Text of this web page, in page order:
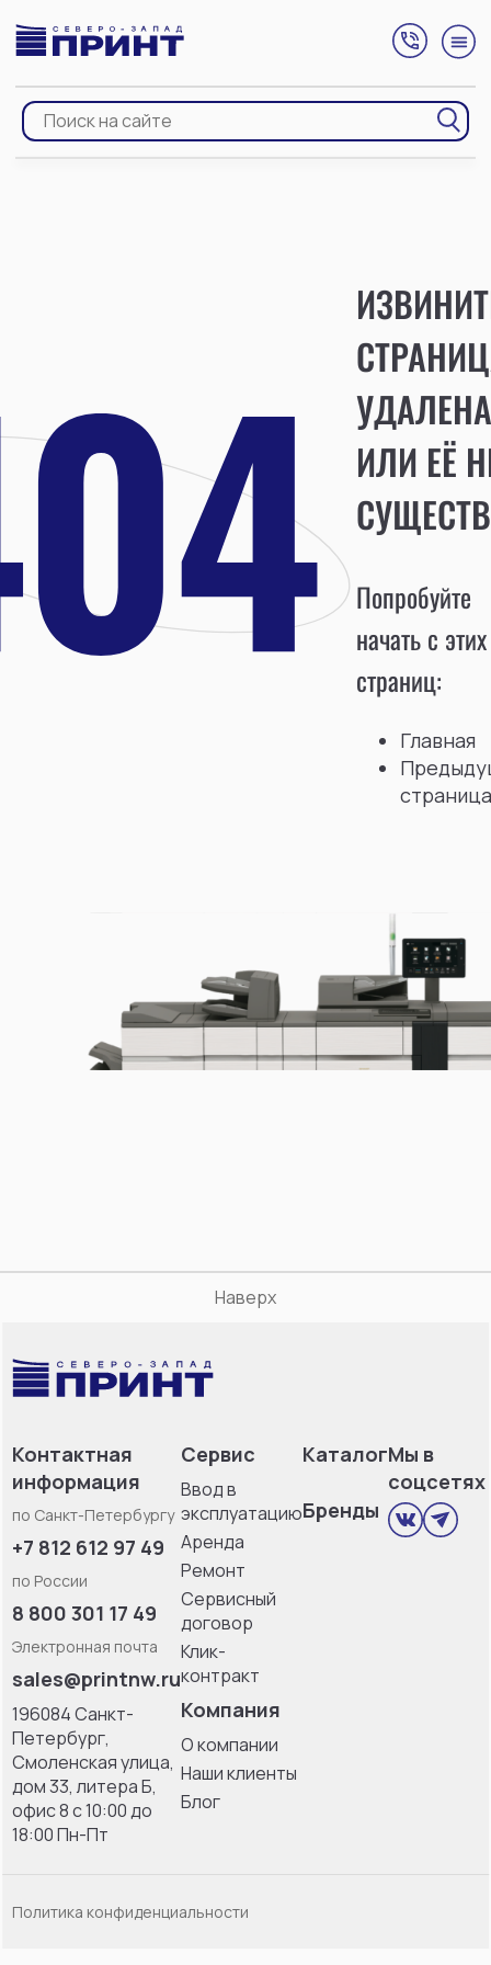
УДАЛЕНА
ИЛИ ЕЁ
Попробуйте
начать с этих
страниц:
Главная
страница
Наверх
Контактная
информация
по Санкт-Петербургу
+7 812 612 97 49
по России
8 800 301 17 49
Электронная почта
sales@printnw.ru
196084 Санкт-
Петербург,
Смоленская улица,
дом 33, литерa Б,
офис 8 с 10:00 до
18:00 Пн-Пт
Сервис
Ввод в
эксплуатацию
Аренда
Ремонт
Сервисный
договор
Клик-
контракт
Компания
О компании
Наши клиенты
Блог
Каталог
Бренды
Мы в
соцсетях
Политика конфиденциальности